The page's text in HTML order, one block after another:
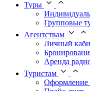
Туры
Групповые
Агентствам
Личный
Аренда
Туристам
Оформление